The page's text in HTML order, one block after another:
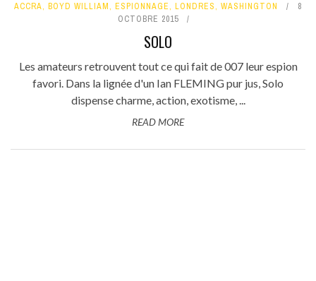
ACCRA, BOYD WILLIAM, ESPIONNAGE, LONDRES, WASHINGTON
8
OCTOBRE 2015
SOLO
Les amateurs retrouvent tout ce qui fait de 007 leur espion
favori. Dans la lignée d'un Ian FLEMING pur jus, Solo
dispense charme, action, exotisme, ...
READ MORE